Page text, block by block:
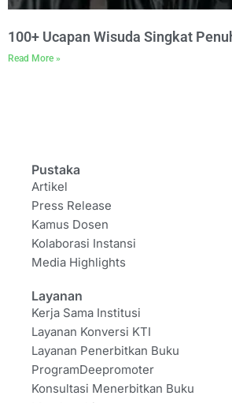
100+ Ucapan Wisuda Singkat
Read More »
Pustaka
Artikel
Press Release
Kamus Dosen
Kolaborasi Instansi
Media Highlights
Layanan
Kerja Sama Institusi
Layanan Konversi KTI
Layanan Penerbitkan Buku
ProgramDeepromoter
Konsultasi Menerbitkan Buku